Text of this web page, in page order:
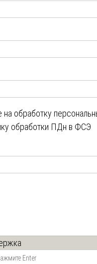
на обработку
обработки ПДн в ФСЭ